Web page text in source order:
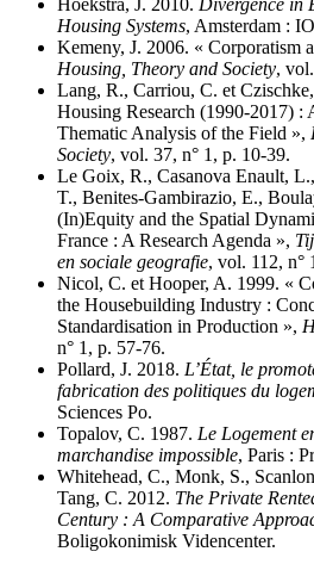
Hoekstra, J. 2010. Divergence in
Housing Systems, Amsterdam :
Kemeny, J. 2006. « Corporatism
Housing, Theory and Society,
Lang, R., Carriou, C. et
Housing Research (1990-2017) :
Thematic Analysis of the Field »,
Society, vol. 37, n° 1, p. 10-39.
Le Goix, R., Casanova Enault,
T., Benites‐Gambirazio, E.,
(In)Equity and the Spatial
France : A Research Agenda »,
en sociale geografie, vol. 112, n°
Nicol, C. et Hooper, A. 1999. «
the Housebuilding Industry :
Standardisation in Production »,
n° 1, p. 57-76.
Pollard, J. 2018. L’État, le
fabrication des politiques du
Sciences Po.
Topalov, C. 1987. Le Logement
marchandise impossible, Paris :
Whitehead, C., Monk, S.,
Tang, C. 2012. The Private
Century : A Comparative
Boligokonimisk Videncenter.